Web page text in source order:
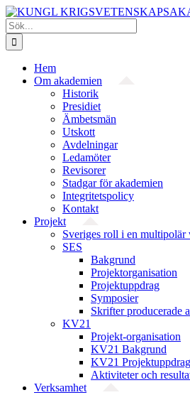
Fortsätt
till
innehållet
Sök
efter:
Hem
Om akademien
Historik
Presidiet
Ämbetsmän
Utskott
Avdelningar
Ledamöter
Revisorer
Stadgar för akademien
Integritetspolicy
Kontakt
Projekt
Sveriges roll i en
SES
Bakgrund
Projekt­organisation
Projektuppdrag
Symposier
Skrifter producerade
KV21
Projekt-organisation
KV21 Bakgrund
KV21 Projektuppdrag
Aktiviteter och
Verksamhet